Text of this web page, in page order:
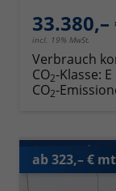
33.380,–
incl. 19% MwSt.
Verbrauch
CO2-Klasse: E
CO2-
ab 323,– €